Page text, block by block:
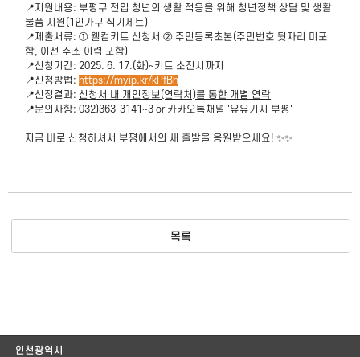
📍지원내용: 부평구 전입 청년의 생활 적응을 위해 청년정책 상담 및 생활
물품 지원(1인가구 식기세트)
📍제출서류: ① 웰컴키트 신청서 ② 주민등록초본(주민번호 뒷자리 미포
함, 이전 주소 이력 포함)
📍신청기간: 2025. 6. 17.(화)~키트 소진시까지
📍신청방법: https://myip.kr/kPfBh
📍선정결과: 신청서 내 개인정보(연락처)를 통한 개별 연락
📍문의사항: 032)363-3141~3 or 카카오톡채널 '유유기지 부평'
지금 바로 신청하셔서 부평에서의 새 출발을 응원받으세요! ✨✨
목록
인천광역시